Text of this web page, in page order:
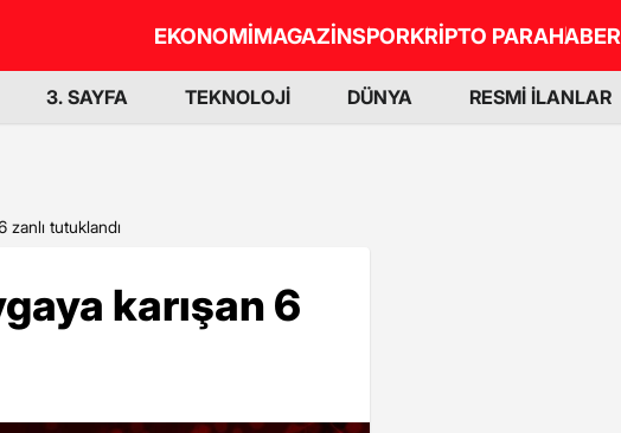
EKONOMİMAGAZİNSPORKRİPTO PARAHABER
3. SAYFA TEKNOLOJİ DÜNYA RESMİ İLANLAR
zanlı tutuklandı
karışan 6